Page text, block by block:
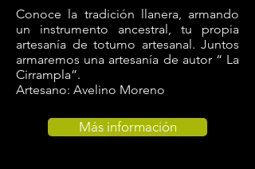
Conoce la tradición llanera, armando
un instrumento ancestral, tu propia
artesanía de totumo artesanal. Juntos
armaremos una artesanía de autor “ La
Cirrampla”.
Artesano: Avelino Moreno
Más información